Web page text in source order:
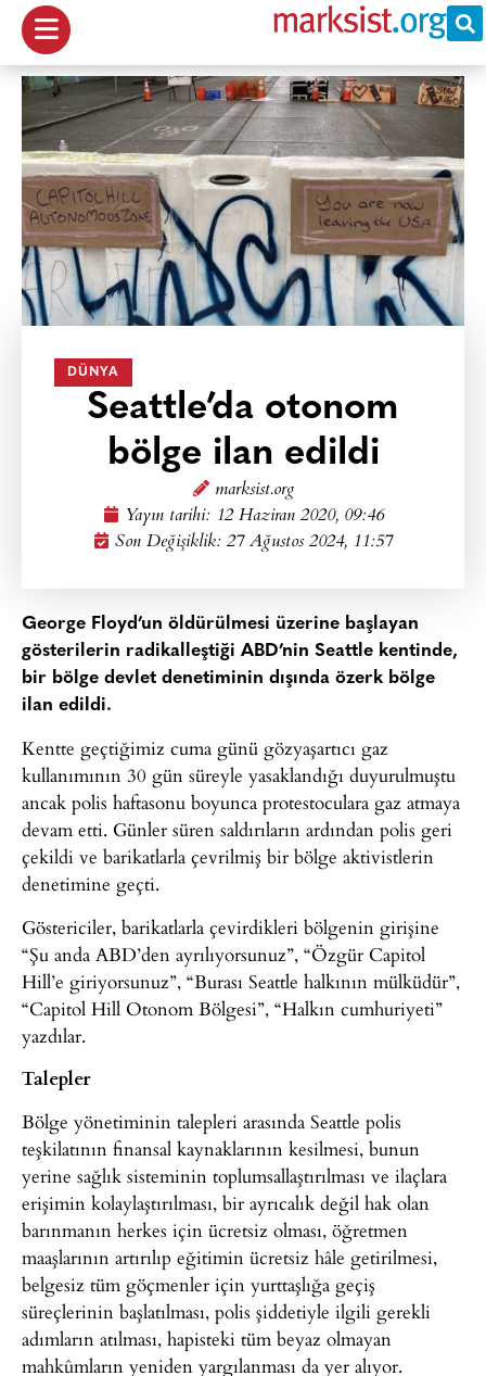
DÜNYA
Seattle’da otonom
bölge ilan edildi
marksist.org
Yayın tarihi: 12 Haziran 2020, 09:46
Son Değişiklik: 27 Ağustos 2024, 11:57
George Floyd’un öldürülmesi üzerine başlayan
gösterilerin radikalleştiği ABD’nin Seattle kentinde,
bir bölge devlet denetiminin dışında özerk bölge
ilan edildi.
Kentte geçtiğimiz cuma günü gözyaşartıcı gaz
kullanımının 30 gün süreyle yasaklandığı duyurulmuştu
ancak polis haftasonu boyunca protestoculara gaz atmaya
devam etti. Günler süren saldırıların ardından polis geri
çekildi ve barikatlarla çevrilmiş bir bölge aktivistlerin
denetimine geçti.
Göstericiler, barikatlarla çevirdikleri bölgenin girişine
“Şu anda ABD’den ayrılıyorsunuz”, “Özgür Capitol
Hill’e giriyorsunuz”, “Burası Seattle halkının mülküdür”,
“Capitol Hill Otonom Bölgesi”, “Halkın cumhuriyeti”
yazdılar.
Talepler
Bölge yönetiminin talepleri arasında Seattle polis
teşkilatının finansal kaynaklarının kesilmesi, bunun
yerine sağlık sisteminin toplumsallaştırılması ve ilaçlara
erişimin kolaylaştırılması, bir ayrıcalık değil hak olan
barınmanın herkes için ücretsiz olması, öğretmen
maaşlarının artırılıp eğitimin ücretsiz hâle getirilmesi,
belgesiz tüm göçmenler için yurttaşlığa geçiş
süreçlerinin başlatılması, polis şiddetiyle ilgili gerekli
adımların atılması, hapisteki tüm beyaz olmayan
mahkûmların yeniden yargılanması da yer alıyor.